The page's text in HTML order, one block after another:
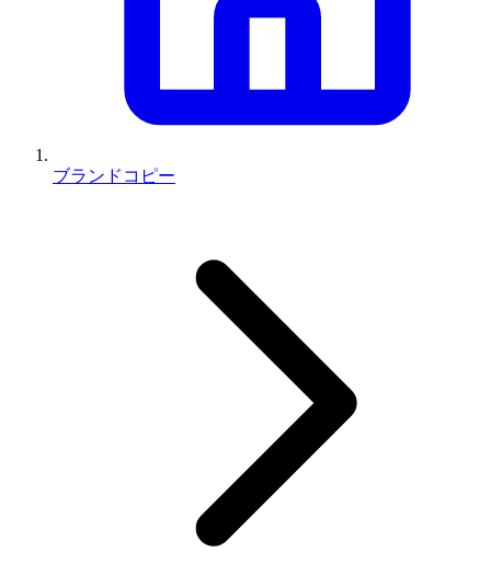
ブランドコピー